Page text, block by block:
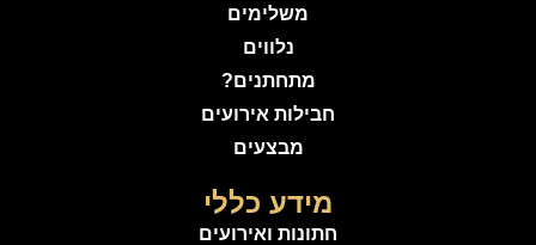
משלימים
נלווים
מתחתנים?
חבילות אירועים
מבצעים
מידע כללי
חתונות ואירועים